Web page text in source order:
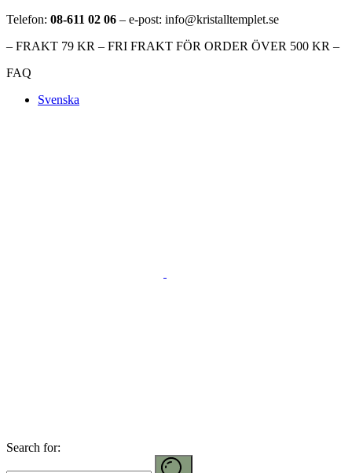
Telefon: 08-611 02 06 – e-post: info@kristalltemplet.se
– FRAKT 79 KR – FRI FRAKT FÖR ORDER ÖVER 500 KR –
FAQ
Svenska
Search for: